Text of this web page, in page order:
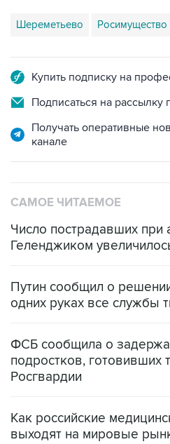
Шереметьево Росимущество
Купить подписку на
Подписаться на рассылку
Получать оперативные
канале
САМОЕ ЧИТАЕМОЕ
Число пострадавших
Геленджиком
Путин сообщил о
одних руках все службы
ФСБ сообщила о
подростков, готовивших
Росгвардии
Как российские
выходят на мировые